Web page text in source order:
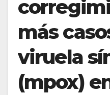
más
viruela
(mpox)